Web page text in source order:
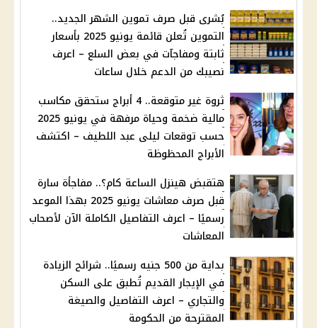
بُشرى قبل صرف تموين الشهر الجديد..
التموين تُعلن قائمة يونيو 2025 بأسعار
ثابتة ومفاجآت في بعض السلع – اعرف
نصيبك من الدعم خلال ساعات
ثروة غير متوقعة.. 4 أبراج ستحقق مكاسب
مالية ضخمة وحياة مرفهة في يونيو 2025
حسب توقعات ليلى عبد اللطيف – اكتشف
الأبراج المحظوظة
هتقبض هينزل الساعة كام؟.. مفاجأة سارة
قبل صرف معاشات يونيو 2025 بهذا الموعد
رسميًا – اعرف التفاصيل الكاملة الآن لأصحاب
المعاشات
بداية من 500 جنيه رسميًا.. شرائح الزيادة
في الإيجار القديم تُطبق على السكن
والتجاري – اعرف التفاصيل والصيغة
المقترحة من الحكومة